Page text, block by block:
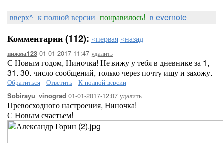
вверх^ к полной версии понравилось! в evernote
Комментарии (112): «первая «назад
пижма123 01-01-2017-11:47 удалить
С Новым годом, Ниночка! Не вижу у тебя в дневнике за 1,
31. 30. число сообщений, только через почту ищу и захожу.
Обратиться - Ответить - К полной версии
Sobirayu_vinograd 01-01-2017-12:07 удалить
Превосходного настроения, Ниночка!
С Новым счастьем!